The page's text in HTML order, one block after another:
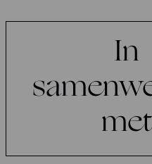
In
met